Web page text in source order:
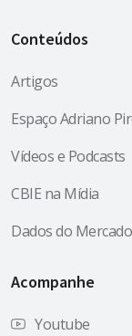
Conteúdos
Artigos
Espaço Adriano
Vídeos e Podcasts
CBIE na Mídia
Dados do Mercado
Acompanhe
Youtube